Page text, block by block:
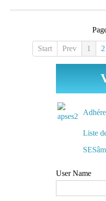
Start Prev 1 2
Liste
User Name